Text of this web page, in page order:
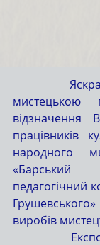
мистецькою
відзначення
працівників
народного
педагогічний
виробів